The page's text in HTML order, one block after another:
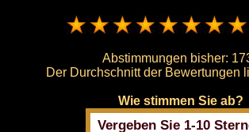
Abstimmungen bisher:
Der Durchschnitt der Bewertungen
Wie stimmen Sie ab?